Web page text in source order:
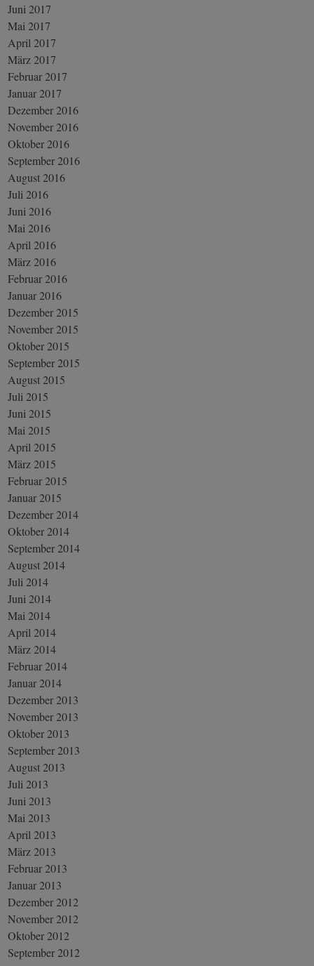
Juni 2017
Mai 2017
April 2017
März 2017
Februar 2017
Januar 2017
Dezember 2016
November 2016
Oktober 2016
September 2016
August 2016
Juli 2016
Juni 2016
Mai 2016
April 2016
März 2016
Februar 2016
Januar 2016
Dezember 2015
November 2015
Oktober 2015
September 2015
August 2015
Juli 2015
Juni 2015
Mai 2015
April 2015
März 2015
Februar 2015
Januar 2015
Dezember 2014
Oktober 2014
September 2014
August 2014
Juli 2014
Juni 2014
Mai 2014
April 2014
März 2014
Februar 2014
Januar 2014
Dezember 2013
November 2013
Oktober 2013
September 2013
August 2013
Juli 2013
Juni 2013
Mai 2013
April 2013
März 2013
Februar 2013
Januar 2013
Dezember 2012
November 2012
Oktober 2012
September 2012